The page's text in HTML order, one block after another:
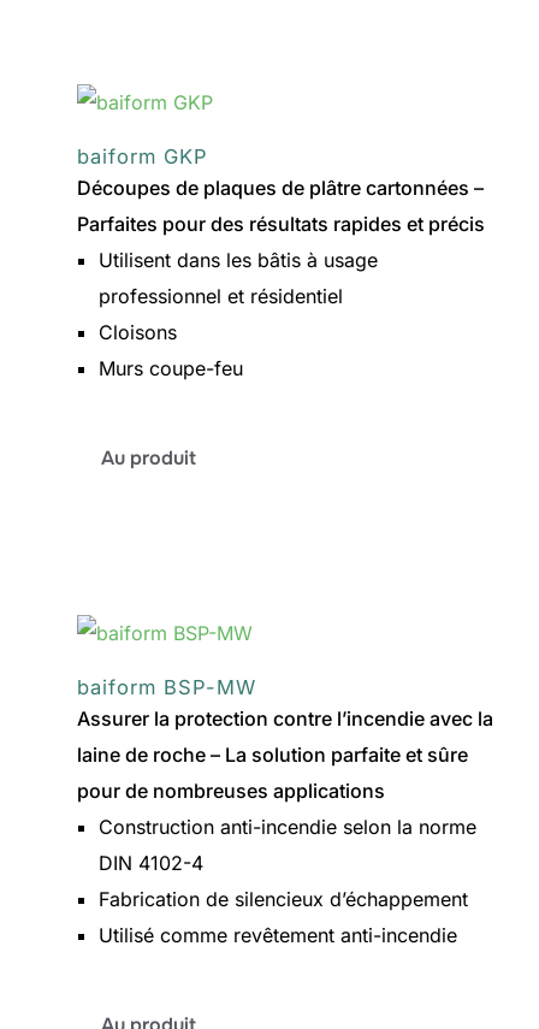
baiform GKP
Découpes de plaques de plâtre cartonnées –
Parfaites pour des résultats rapides et précis
Utilisent dans les bâtis à usage
professionnel et résidentiel
Cloisons
Murs coupe-feu
Au produit:
baiform BSP-MW
Assurer la protection contre l’incendie avec la
laine de roche – La solution parfaite et sûre
pour de nombreuses applications
Construction anti-incendie selon la norme
DIN 4102-4
Fabrication de silencieux d’échappement
Utilisé comme revêtement anti-incendie
: